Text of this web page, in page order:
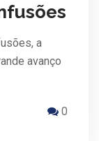
a
avanço
0